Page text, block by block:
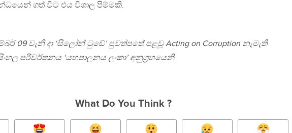
ගත් විට එය විශාල පිම්මකි.
09 වැනි දා ‘සිලෝන් ටුඬේ’ පුවත්පතේ පළවූ Acting on Corruption නැමැති
පරිවර්තනය ‘යහපාලනය ලංකා’ අනුග‍්‍රහයෙනි
What Do You Think ?